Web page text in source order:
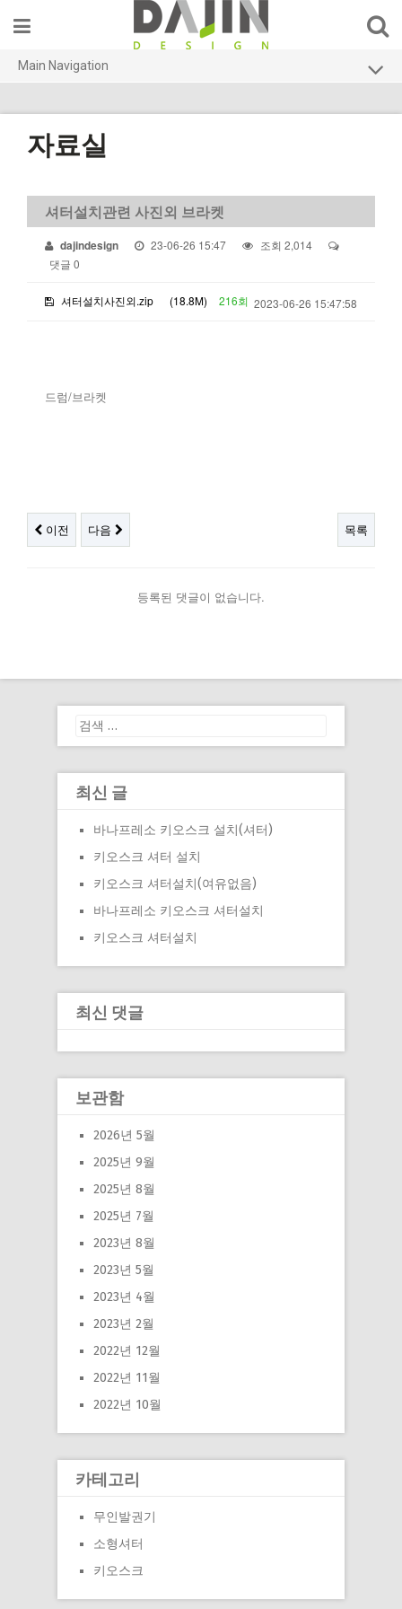
Main Navigation
소형셔터
자료실
회사소개
자료실
셔터설치관련 사진외 브라켓
dajindesign 23-06-26 15:47
조회 2,014
댓글 0
셔터설치사진외.zip (18.8M) 216회 2023-06-26 15:47:58
드럼/브라켓
이전 다음 목록
등록된 댓글이 없습니다.
최신 글
바나프레소 키오스크 설치(셔터)
키오스크 셔터 설치
키오스크 셔터설치(여유없음)
바나프레소 키오스크 셔터설치
키오스크 셔터설치
최신 댓글
보관함
2026년 5월
2025년 9월
2025년 8월
2025년 7월
2023년 8월
2023년 5월
2023년 4월
2023년 2월
2022년 12월
2022년 11월
2022년 10월
카테고리
무인발권기
소형셔터
키오스크